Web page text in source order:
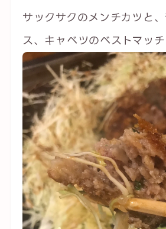
サックサクのメンチカツと
ス、キャベツのベストマッ